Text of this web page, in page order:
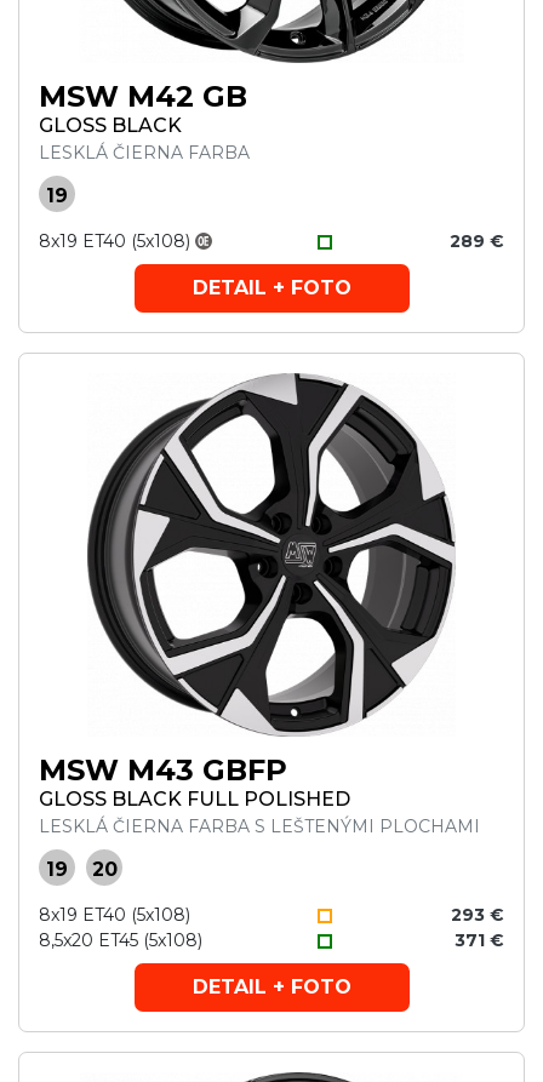
MSW M42 GB
GLOSS BLACK
LESKLÁ ČIERNA FARBA
19
8x19 ET40 (5x108) 289 €
DETAIL + FOTO
MSW M43 GBFP
GLOSS BLACK FULL POLISHED
LESKLÁ ČIERNA FARBA S LEŠTENÝMI PLOCHAMI
19 20
8x19 ET40 (5x108)
293 €
8,5x20 ET45 (5x108)
371 €
DETAIL + FOTO